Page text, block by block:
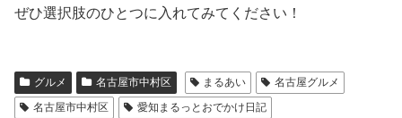
ぜひ選択肢のひとつに入れてみてください！
グルメ 名古屋市中村区 まるあい
名古屋グルメ
名古屋市中村区
愛知まるっとおでかけ日記